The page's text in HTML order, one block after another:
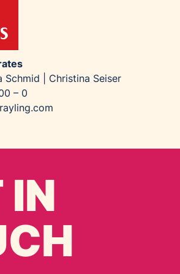
Schmid | Christina Seiser
– 0
IN